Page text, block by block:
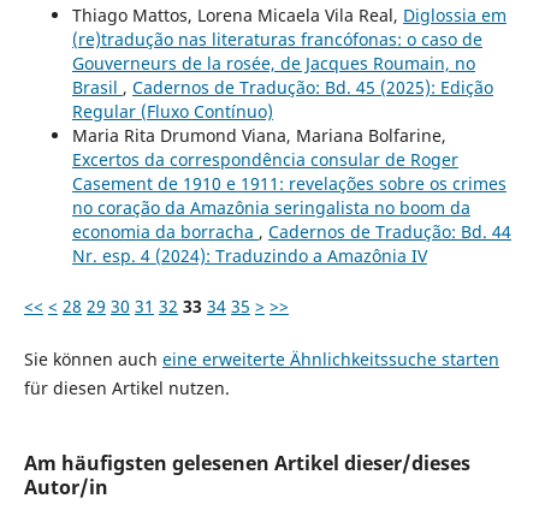
Thiago Mattos, Lorena Micaela Vila Real, Diglossia em
(re)tradução nas literaturas francófonas: o caso de
Gouverneurs de la rosée, de Jacques Roumain, no
Brasil , Cadernos de Tradução: Bd. 45 (2025): Edição
Regular (Fluxo Contínuo)
Maria Rita Drumond Viana, Mariana Bolfarine,
Excertos da correspondência consular de Roger
Casement de 1910 e 1911: revelações sobre os crimes
no coração da Amazônia seringalista no boom da
economia da borracha , Cadernos de Tradução: Bd. 44
Nr. esp. 4 (2024): Traduzindo a Amazônia IV
<< < 28 29 30 31 32 33 34 35 > >>
Sie können auch eine erweiterte Ähnlichkeitssuche starten
für diesen Artikel nutzen.
Am häufigsten gelesenen Artikel dieser/dieses
Autor/in